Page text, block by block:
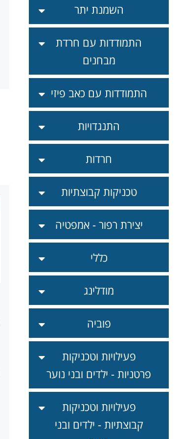
השמנת יתר
התמודדות עם חרדת
מבחנים
התמודדות עם כאב פיזי
התנגדויות
חרדות
טכניקות קבוצתיות
יצירת רפור - אמפטיה
כללי
מודלינג
פוביה
פעילויות וטכניקות
פרטניות - ילדים ובני נוער
פעילויות וטכניקות
קבוצתיות - ילדים ובני